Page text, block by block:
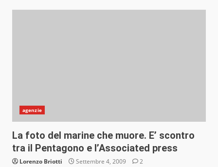
agenzie
La foto del marine che muore. E’ scontro
tra il Pentagono e l’Associated press
Lorenzo Briotti Settembre 4, 2009 2